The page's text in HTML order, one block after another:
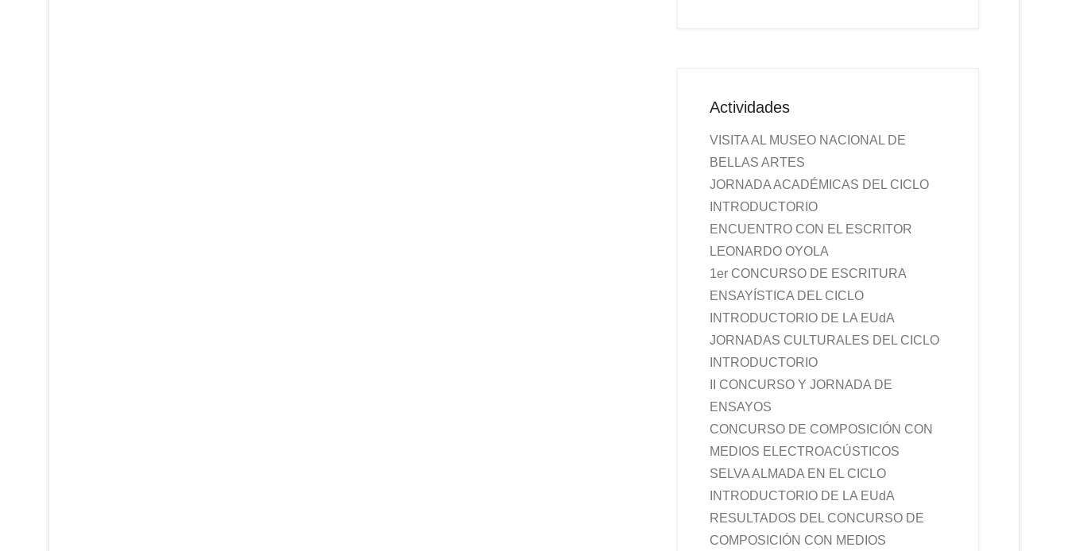
Actividades
VISITA AL MUSEO NACIONAL DE
BELLAS ARTES
JORNADA ACADÉMICAS DEL CICLO
INTRODUCTORIO
ENCUENTRO CON EL ESCRITOR
LEONARDO OYOLA
1er CONCURSO DE ESCRITURA
ENSAYÍSTICA DEL CICLO
INTRODUCTORIO DE LA EUdA
JORNADAS CULTURALES DEL CICLO
INTRODUCTORIO
II CONCURSO Y JORNADA DE
ENSAYOS
CONCURSO DE COMPOSICIÓN CON
MEDIOS ELECTROACÚSTICOS
SELVA ALMADA EN EL CICLO
INTRODUCTORIO DE LA EUdA
RESULTADOS DEL CONCURSO DE
COMPOSICIÓN CON MEDIOS